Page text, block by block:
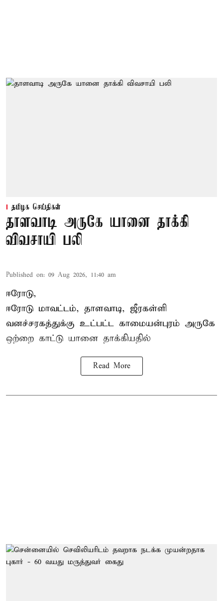
தமிழக செய்திகள்
தாளவாடி அருகே யானை தாக்கி
விவசாயி பலி
Published on: 09 Aug 2026, 11:40 am
ஈரோடு,
ஈரோடு மாவட்டம், தாளவாடி, ஜீரகள்ளி
வனச்சரகத்துக்கு உட்பட்ட காமையன்புரம் அருகே
ஒற்றை காட்டு யானை தாக்கியதில்
Read More